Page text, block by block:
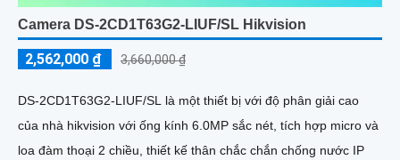
Camera DS-2CD1T63G2-LIUF/SL Hikvision
2,562,000 ₫ 3,660,000 ₫
DS-2CD1T63G2-LIUF/SL là một thiết bị với độ phân giải cao
của nhà hikvision với ống kính 6.0MP sắc nét, tích hợp micro và
loa đàm thoại 2 chiều, thiết kế thân chắc chắn chống nước IP